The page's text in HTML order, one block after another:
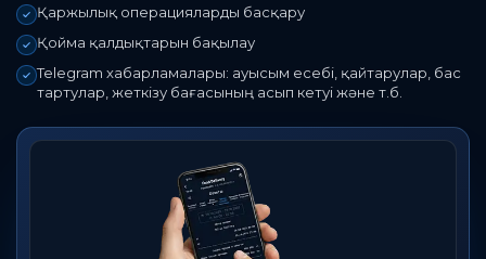
Қаржылық операцияларды басқару
Қойма қалдықтарын бақылау
Telegram хабарламалары: ауысым есебі, қайтарулар, бас
тартулар, жеткізу бағасының асып кетуі және т.б.